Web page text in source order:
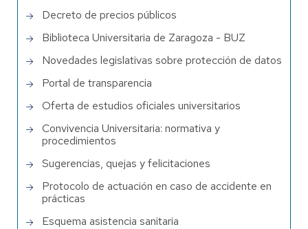
Decreto de precios públicos
Biblioteca Universitaria de Zaragoza - BUZ
Novedades legislativas sobre protección de datos
Portal de transparencia
Oferta de estudios oficiales universitarios
Convivencia Universitaria: normativa y
procedimientos
Sugerencias, quejas y felicitaciones
Protocolo de actuación en caso de accidente en
prácticas
Esquema asistencia sanitaria